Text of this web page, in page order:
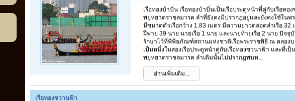
เรือทองบ้าบิ่น เรือทองบ้าบิ่นเป็นเรือประตูหน้าที่คู่กับเรือทอ
พยุหยาตราชลมารค ลำที่ยังคงมีปรากฎอยู่และยังคงใช้ในพ
มีขนาดตัวเรือกว้าง 1.83 เมตร มีความยาวตลอดลำเรือ 32
ฝีพาย 39 นาย นายเรือ 1 นาย และนายท้ายเรือ 2 นาย ปัจจุ
รักษาไว้ที่พิพิธภัณฑ์สถานแห่งชาติเรือพระราชพิธี ณ คลองบ
เป็นหนึ่งในสองเรือประตูหน้าคู่กับเรือทองขวนาฟ้า และที่เป็
พยุหยาตราชลมารค ลำเดิมนั้นไม่ปรากฎพบห...
อ่านเพิ่มเติม...
เรือทองขวานฟ้า